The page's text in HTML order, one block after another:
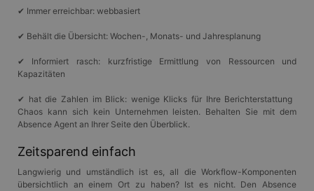
✔ Immer erreichbar: webbasiert
✔ Behält die Übersicht: Wochen-, Monats- und Jahresplanung
✔ Informiert rasch: kurzfristige Ermittlung von Ressourcen und
Kapazitäten
✔ hat die Zahlen im Blick: wenige Klicks für Ihre Berichterstattung
Chaos kann sich kein Unternehmen leisten. Behalten Sie mit dem
Absence Agent an Ihrer Seite den Überblick.
Zeitsparend einfach
Langwierig und umständlich ist es, all die Workflow-Komponenten
übersichtlich an einem Ort zu haben? Ist es nicht. Den Absence